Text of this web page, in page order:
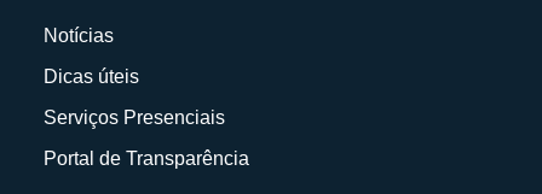
Notícias
Dicas úteis
Serviços Presenciais
Portal de Transparência